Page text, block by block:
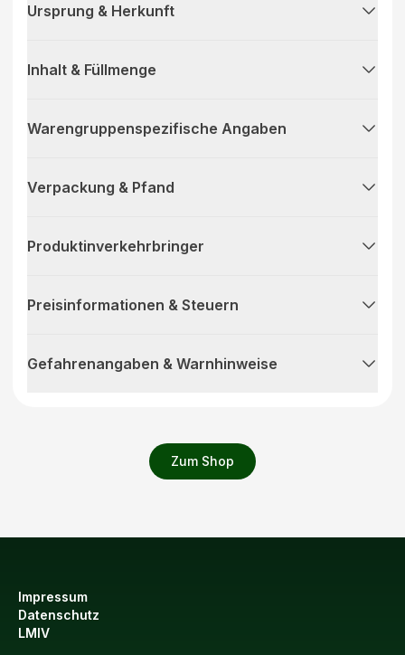
Zum Shop
Ursprung & Herkunft
Inhalt & Füllmenge
Warengruppenspezifische Angaben
Verpackung & Pfand
Produktinverkehrbringer
Preisinformationen & Steuern
Gefahrenangaben & Warnhinweise
Impressum
Datenschutz
LMIV